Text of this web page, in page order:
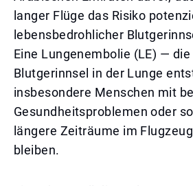
langer Flüge das Risiko
lebensbedrohlicher
Eine Lungenembolie (LE) — die
Blutgerinnsel in der Lunge
insbesondere Menschen mit
Gesundheitsproblemen oder
längere Zeiträume im
bleiben.